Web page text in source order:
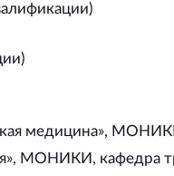
медицина»,
МОНИКИ, кафедра